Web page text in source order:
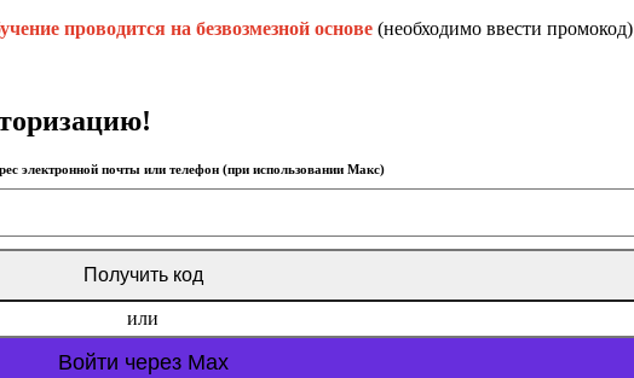
проводится на безвозмезной основе (необходимо ввести промокод)
электронной почты или телефон (при использовании Макс)
или
Войти через Max